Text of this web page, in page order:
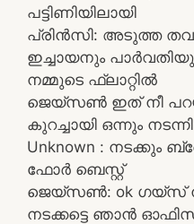
പട്ടിണിയിലായി
പ്രിൻസി: അടുത്ത
ഇച്ചായനും
നമ്മുടെ ഫ്ലാറ്റിൽ
ജെയ്സൺ ഇത് നീ
കുറച്ചായി ഒന്നും
Unknown : നടക്കും
ഫോർ ബെസ്റ്റ്
ജെയ്സൺ: ok ഗയ്സ്
നടക്കട്ടെ ഞാൻ